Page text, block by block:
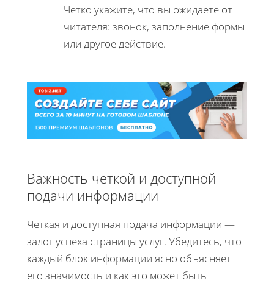
Четко укажите, что вы ожидаете от
читателя: звонок, заполнение формы
или другое действие.
Важность четкой и доступной
подачи информации
Четкая и доступная подача информации —
залог успеха страницы услуг. Убедитесь, что
каждый блок информации ясно объясняет
его значимость и как это может быть